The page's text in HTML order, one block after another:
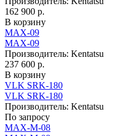
162 900 р.
В корзину
MAX-09
MAX-09
Производитель: Kentatsu
237 600 р.
В корзину
VLK SRK-180
VLK SRK-180
Производитель: Kentatsu
По запросу
MAX-M-08